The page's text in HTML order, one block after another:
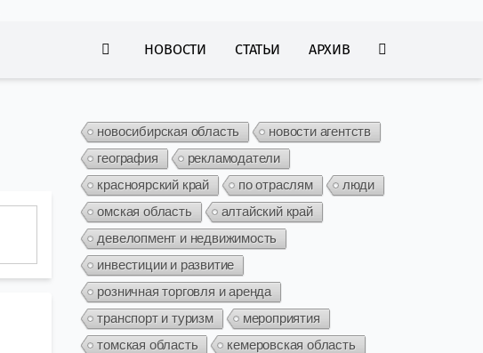
НОВОСТИ СТАТЬИ АРХИВ
новосибирская область
новости агентств
география
рекламодатели
красноярский край
по отраслям
люди
омская область
алтайский край
девелопмент и недвижимость
инвестиции и развитие
розничная торговля и аренда
транспорт и туризм
мероприятия
томская область
кемеровская область